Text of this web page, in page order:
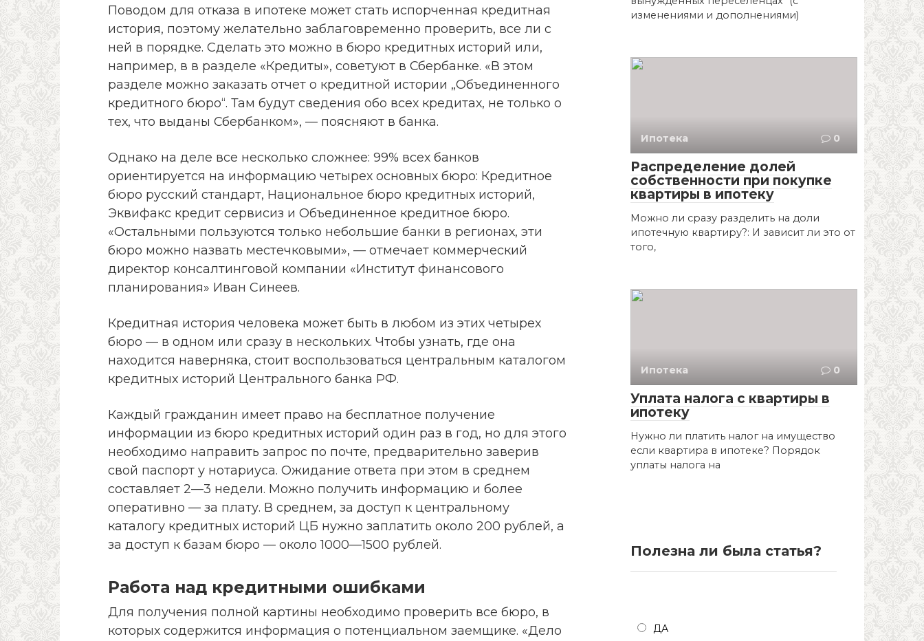
Поводом для отказа в ипотеке может стать испорченная кредитная
история, поэтому желательно заблаговременно проверить, все ли с
ней в порядке. Сделать это можно в бюро кредитных историй или,
например, в в разделе «Кредиты», советуют в Сбербанке. «В этом
разделе можно заказать отчет о кредитной истории „Объединенного
кредитного бюро“. Там будут сведения обо всех кредитах, не только о
тех, что выданы Сбербанком», — поясняют в банка.
Однако на деле все несколько сложнее: 99% всех банков
ориентируется на информацию четырех основных бюро: Кредитное
бюро русский стандарт, Национальное бюро кредитных историй,
Эквифакс кредит сервисиз и Объединенное кредитное бюро.
«Остальными пользуются только небольшие банки в регионах, эти
бюро можно назвать местечковыми», — отмечает коммерческий
директор консалтинговой компании «Институт финансового
планирования» Иван Синеев.
Кредитная история человека может быть в любом из этих четырех
бюро — в одном или сразу в нескольких. Чтобы узнать, где она
находится наверняка, стоит воспользоваться центральным каталогом
кредитных историй Центрального банка РФ.
Каждый гражданин имеет право на бесплатное получение
информации из бюро кредитных историй один раз в год, но для этого
необходимо направить запрос по почте, предварительно заверив
свой паспорт у нотариуса. Ожидание ответа при этом в среднем
составляет 2—3 недели. Можно получить информацию и более
оперативно — за плату. В среднем, за доступ к центральному
каталогу кредитных историй ЦБ нужно заплатить около 200 рублей, а
за доступ к базам бюро — около 1000—1500 рублей.
Работа над кредитными ошибками
Для получения полной картины необходимо проверить все бюро, в
которых содержится информация о потенциальном заемщике. «Дело
изменениями и дополнениями)
Ипотека 0
Распределение долей
собственности при покупке
квартиры в ипотеку
Можно ли сразу разделить на доли
ипотечную квартиру?: И зависит ли это от
того,
Ипотека 0
Уплата налога с квартиры в
ипотеку
Нужно ли платить налог на имущество
если квартира в ипотеке? Порядок
уплаты налога на
Полезна ли была статья?
ДА